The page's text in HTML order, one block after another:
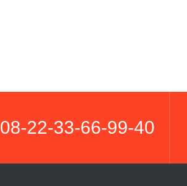
08-22-33-66-99-40